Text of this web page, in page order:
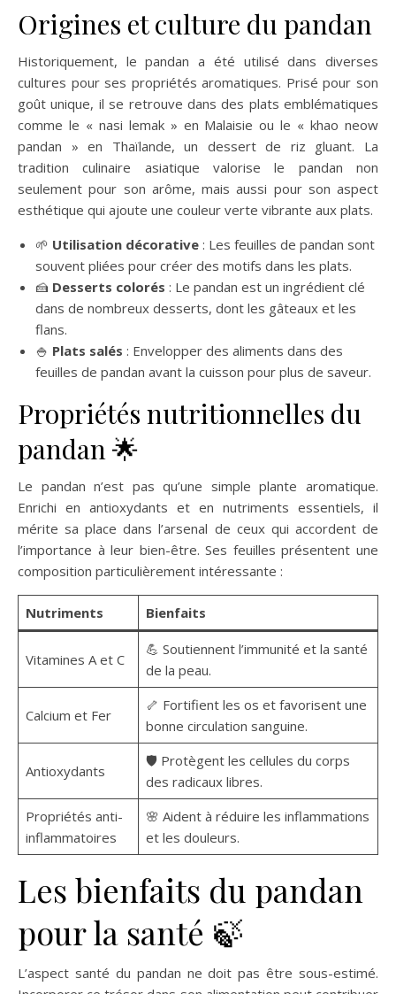
Origines et culture du pandan
Historiquement, le pandan a été utilisé dans diverses
cultures pour ses propriétés aromatiques. Prisé pour son
goût unique, il se retrouve dans des plats emblématiques
comme le « nasi lemak » en Malaisie ou le « khao neow
pandan » en Thaïlande, un dessert de riz gluant. La
tradition culinaire asiatique valorise le pandan non
seulement pour son arôme, mais aussi pour son aspect
esthétique qui ajoute une couleur verte vibrante aux plats.
🌱 Utilisation décorative : Les feuilles de pandan sont
souvent pliées pour créer des motifs dans les plats.
🍰 Desserts colorés : Le pandan est un ingrédient clé
dans de nombreux desserts, dont les gâteaux et les
flans.
🍚 Plats salés : Envelopper des aliments dans des
feuilles de pandan avant la cuisson pour plus de saveur.
Propriétés nutritionnelles du
pandan 🌟
Le pandan n’est pas qu’une simple plante aromatique.
Enrichi en antioxydants et en nutriments essentiels, il
mérite sa place dans l’arsenal de ceux qui accordent de
l’importance à leur bien-être. Ses feuilles présentent une
composition particulièrement intéressante :
Nutriments Bienfaits
Vitamines A et C
💪 Soutiennent l’immunité et la santé
de la peau.
Calcium et Fer
🦴 Fortifient les os et favorisent une
bonne circulation sanguine.
Antioxydants
🛡️ Protègent les cellules du corps
des radicaux libres.
Propriétés anti-
inflammatoires
🌸 Aident à réduire les inflammations
et les douleurs.
Les bienfaits du pandan
pour la santé 🍃
L’aspect santé du pandan ne doit pas être sous-estimé.